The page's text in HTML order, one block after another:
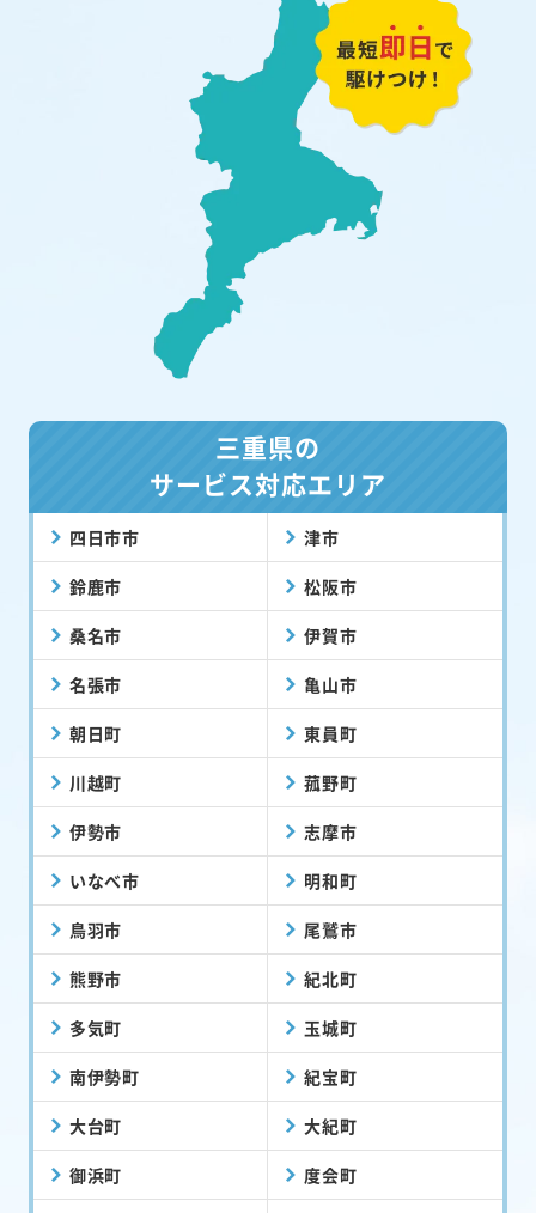
三重県の
サービス対応エリア
四日市市 津市
鈴鹿市 松阪市
桑名市 伊賀市
名張市 亀山市
朝日町 東員町
川越町 菰野町
伊勢市 志摩市
いなべ市 明和町
鳥羽市 尾鷲市
熊野市 紀北町
多気町 玉城町
南伊勢町 紀宝町
大台町 大紀町
御浜町 度会町